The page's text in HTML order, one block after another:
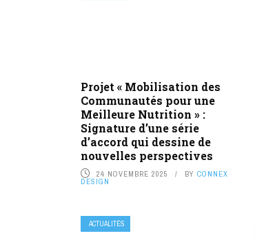
Projet « Mobilisation des
Communautés pour une
Meilleure Nutrition » :
Signature d’une série
d’accord qui dessine de
nouvelles perspectives
24 NOVEMBRE 2025 BY CONNEX
DESIGN
ACTUALITÉS